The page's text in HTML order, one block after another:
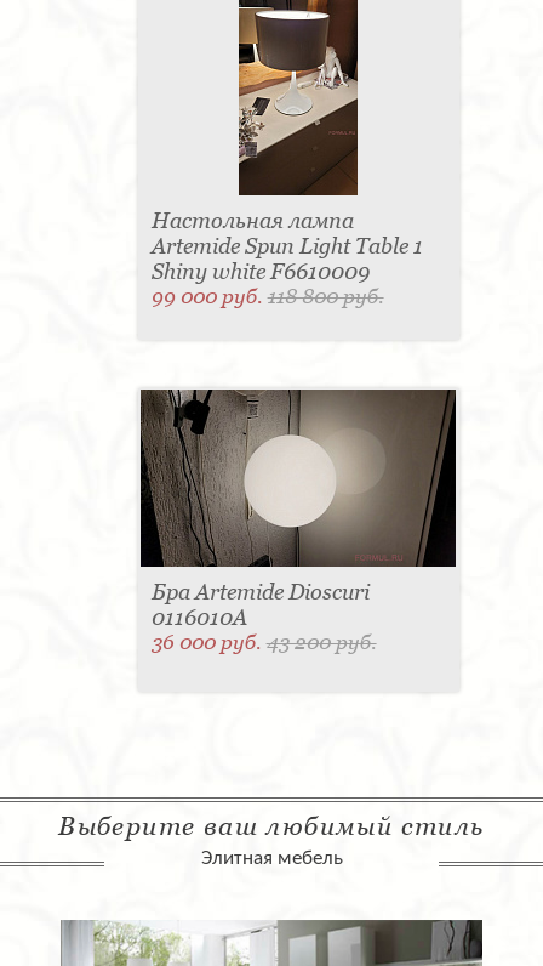
Настольная лампа
Artemide Spun Light Table 1
Shiny white F6610009
99 000 руб.118 800 руб.
Бра Artemide Dioscuri
0116010A
36 000 руб.43 200 руб.
Выберите ваш любимый стиль
Элитная мебель